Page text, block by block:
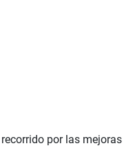
por las mejoras